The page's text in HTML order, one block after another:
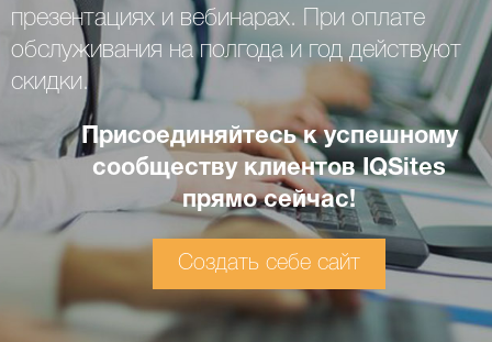
презентациях и вебинарах. При оплате
обслуживания на полгода и год действуют
скидки.
Присоединяйтесь к успешному
сообществу клиентов IQSites
прямо сейчас!
Создать себе сайт